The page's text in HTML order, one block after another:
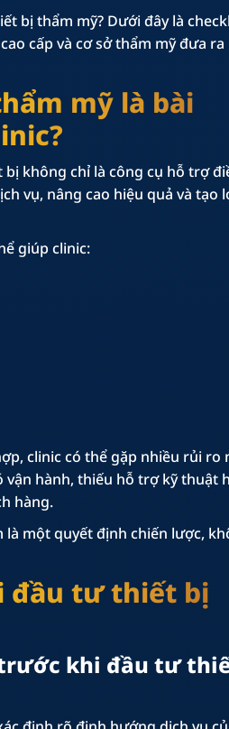
bị thẩm mỹ? Dưới đây là
cấp và cơ sở thẩm mỹ đưa ra
mỹ là bài
không chỉ là công cụ hỗ trợ
vụ, nâng cao hiệu quả và tạo
giúp clinic:
clinic có thể gặp nhiều rủi ro
hành, thiếu hỗ trợ kỹ thuật
hàng.
là một quyết định chiến lược,
đầu tư thiết bị
khi đầu tư